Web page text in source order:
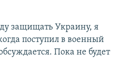
защищать Украину, я
поступил в военный
Пока не будет